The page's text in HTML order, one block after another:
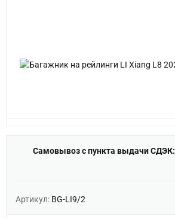
Самовывоз с пункта выдачи СДЭК:
Артикул: BG-LI9/2